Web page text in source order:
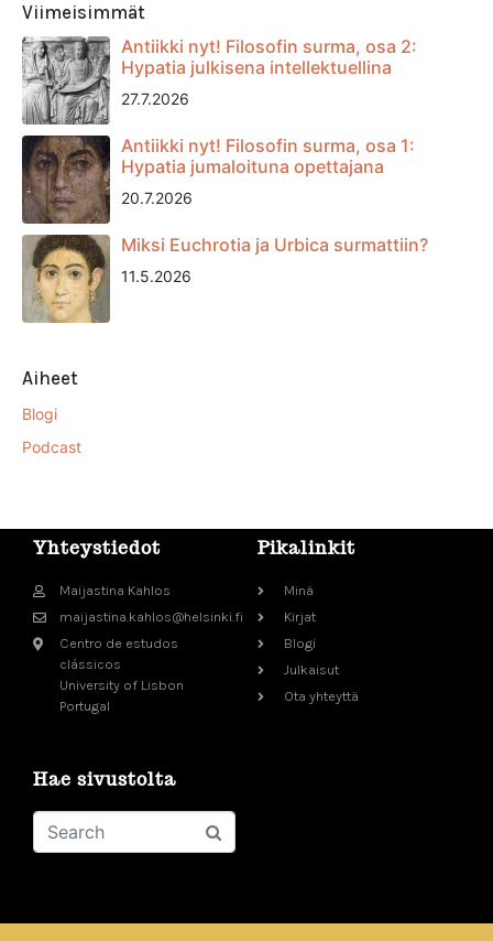
Viimeisimmät
Antiikki nyt! Filosofin surma, osa 2:
Hypatia julkisena intellektuellina
27.7.2026
Antiikki nyt! Filosofin surma, osa 1:
Hypatia jumaloituna opettajana
20.7.2026
Miksi Euchrotia ja Urbica surmattiin?
11.5.2026
Aiheet
Blogi
Podcast
Yhteystiedot
Maijastina Kahlos
maijastina.kahlos@helsinki.fi
Centro de estudos
clássicos
University of Lisbon
Portugal
Pikalinkit
Minä
Kirjat
Blogi
Julkaisut
Ota yhteyttä
Hae sivustolta